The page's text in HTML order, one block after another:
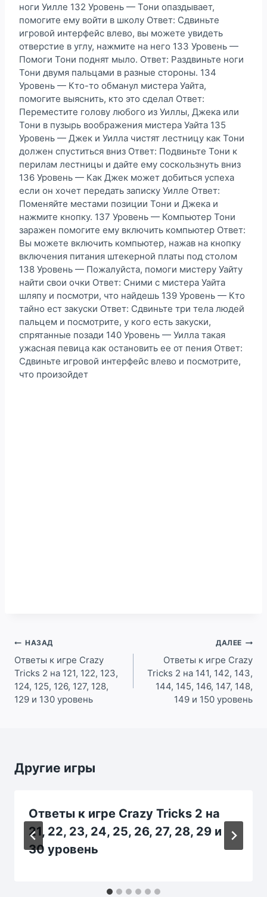
ноги Уилле 132 Уровень — Тони опаздывает,
помогите ему войти в школу Ответ: Сдвиньте
игровой интерфейс влево, вы можете увидеть
отверстие в углу, нажмите на него 133 Уровень —
Помоги Тони поднят мыло. Ответ: Раздвиньте ноги
Тони двумя пальцами в разные стороны. 134
Уровень — Кто-то обманул мистера Уайта,
помогите выяснить, кто это сделал Ответ:
Переместите голову любого из Уиллы, Джека или
Тони в пузырь воображения мистера Уайта 135
Уровень — Джек и Уилла чистят лестницу как Тони
должен спуститься вниз Ответ: Подвиньте Тони к
перилам лестницы и дайте ему соскользнуть вниз
136 Уровень — Как Джек может добиться успеха
если он хочет передать записку Уилле Ответ:
Поменяйте местами позиции Тони и Джека и
нажмите кнопку. 137 Уровень — Компьютер Тони
заражен помогите ему включить компьютер Ответ:
Вы можете включить компьютер, нажав на кнопку
включения питания штекерной платы под столом
138 Уровень — Пожалуйста, помоги мистеру Уайту
найти свои очки Ответ: Сними с мистера Уайта
шляпу и посмотри, что найдешь 139 Уровень — Кто
тайно ест закуски Ответ: Сдвиньте три тела людей
пальцем и посмотрите, у кого есть закуски,
спрятанные позади 140 Уровень — Уилла такая
ужасная певица как остановить ее от пения Ответ:
Сдвиньте игровой интерфейс влево и посмотрите,
что произойдет
Навигация
по
записям
НАЗАД
Ответы к игре Crazy
Tricks 2 на 121, 122, 123,
124, 125, 126, 127, 128,
129 и 130 уровень
ДАЛЕЕ
Ответы к игре Crazy
Tricks 2 на 141, 142, 143,
144, 145, 146, 147, 148,
149 и 150 уровень
Другие игры
Ответы к игре Crazy Tricks 2 на
21, 22, 23, 24, 25, 26, 27, 28, 29 и
30 уровень